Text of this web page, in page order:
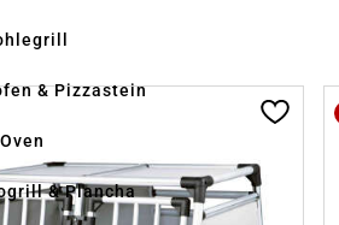
& Pizzastein
& Plancha